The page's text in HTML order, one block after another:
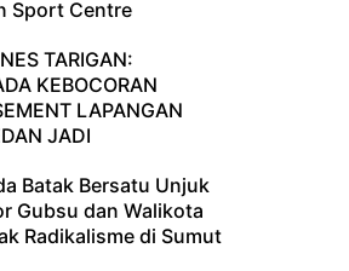
Sport Centre
TARIGAN:
KEBOCORAN
LAPANGAN
JADI
Batak Bersatu Unjuk
Gubsu dan Walikota
Radikalisme di Sumut